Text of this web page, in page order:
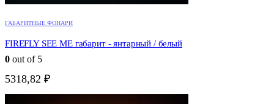
ГАБАРИТНЫЕ ФОНАРИ
FIREFLY SEE ME габарит - янтарный / белый
0 out of 5
5318,82 ₽